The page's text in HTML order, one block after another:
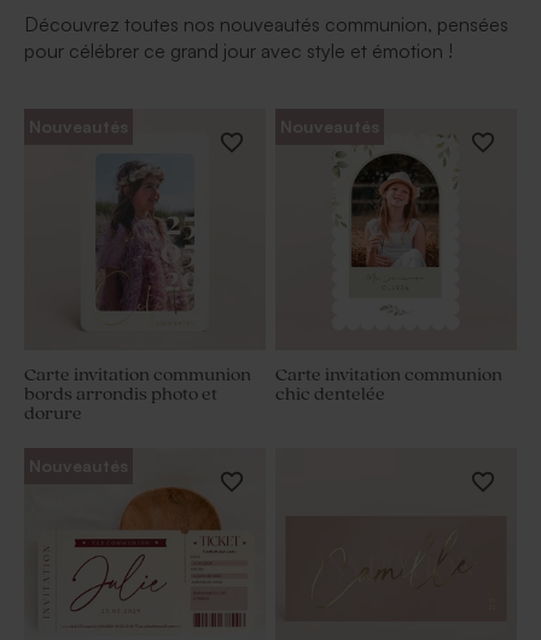
Découvrez toutes nos nouveautés communion, pensées
pour célébrer ce grand jour avec style et émotion !
Nouveautés
Carte invitation communion
bords arrondis photo et
dorure
Nouveautés
Carte invitation communion
chic dentelée
Nouveautés